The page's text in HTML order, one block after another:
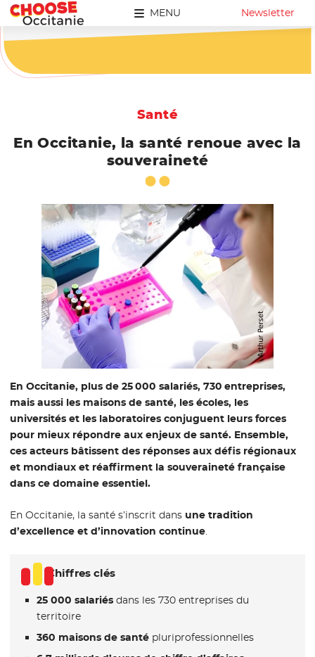
MENU Newsletter
Santé
En Occitanie, la santé renoue avec la
souveraineté
En Occitanie, plus de 25 000 salariés, 730 entreprises,
mais aussi les maisons de santé, les écoles, les
universités et les laboratoires conjuguent leurs forces
pour mieux répondre aux enjeux de santé. Ensemble,
ces acteurs bâtissent des réponses aux défis régionaux
et mondiaux et réaffirment la souveraineté française
dans ce domaine essentiel.
En Occitanie, la santé s’inscrit dans une tradition
d’excellence et d’innovation continue.
Chiffres clés
25 000 salariés dans les 730 entreprises du
territoire
360 maisons de santépluriprofessionnelles